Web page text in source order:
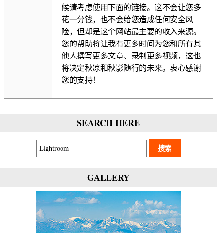
候请考虑使用下面的链接。这不会让您多
花一分钱，也不会给您造成任何安全风
险，但却是这个网站最主要的收入来源。
您的帮助将让我有更多时间为您和所有其
他人撰写更多文章、录制更多视频，这也
将决定秋凉和秋影随行的未来。衷心感谢
您的支持！
SEARCH HERE
GALLERY